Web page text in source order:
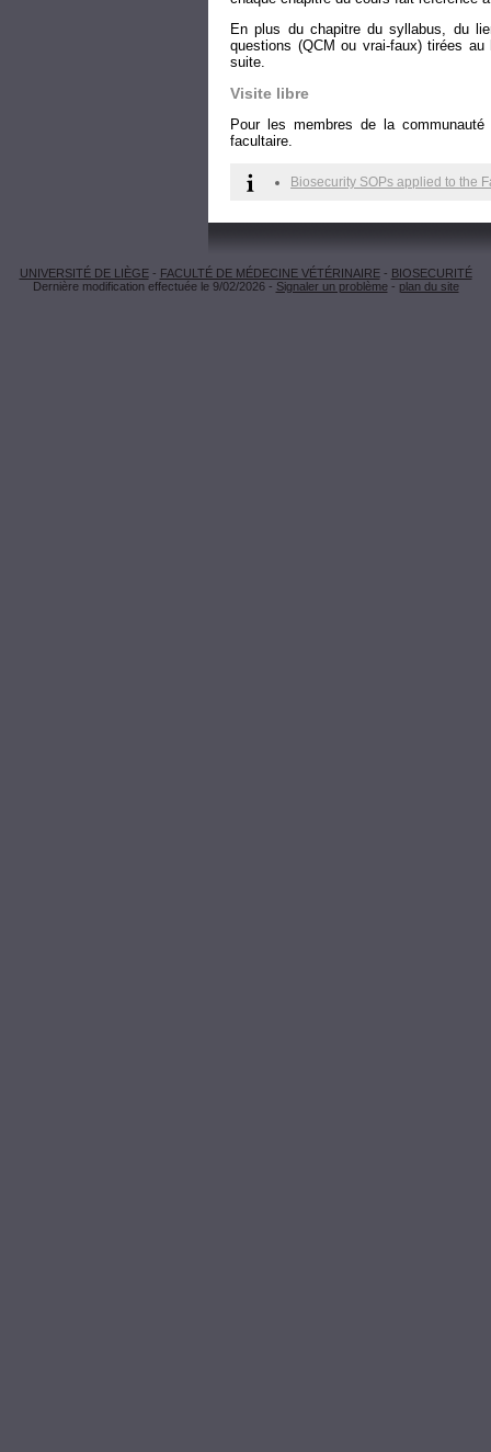
En plus du chapitre du syllabus, du
questions (QCM ou vrai-faux) tirées
suite.
Visite libre
Pour les membres de la
facultaire.
Biosecurity SOPs applied to the
UNIVERSITÉ DE LIÈGE- FACULTÉ DE MÉDECINE VÉTÉRINAIRE- BIOSECURITÉ
Dernière modification effectuée le 9/02/2026 - Signaler un problème- plan du site